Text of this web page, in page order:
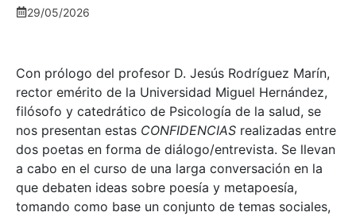
29/05/2026
Con prólogo del profesor D. Jesús Rodríguez Marín,
rector emérito de la Universidad Miguel Hernández,
filósofo y catedrático de Psicología de la salud, se
nos presentan estas CONFIDENCIAS realizadas entre
dos poetas en forma de diálogo/entrevista. Se llevan
a cabo en el curso de una larga conversación en la
que debaten ideas sobre poesía y metapoesía,
tomando como base un conjunto de temas sociales,